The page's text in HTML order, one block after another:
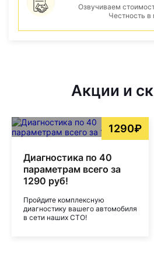
Озвучиваем
Честность в
Акции и
1290₽
Диагностика по 40
параметрам всего за
1290 руб!
Пройдите комплексную
диагностику вашего автомобиля
в сети наших СТО!